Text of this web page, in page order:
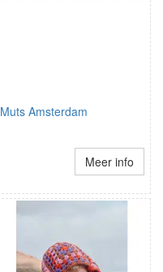
Muts Amsterdam
Meer info